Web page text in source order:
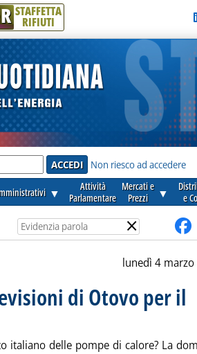
R STAFFETTA
RIFIUTI
Non riesco ad accedere
▼
Attività
Parlamentare
Mercati e
Prezzi
▼
e
×
lunedì 4
di Otovo per il
italiano delle pompe di calore? La